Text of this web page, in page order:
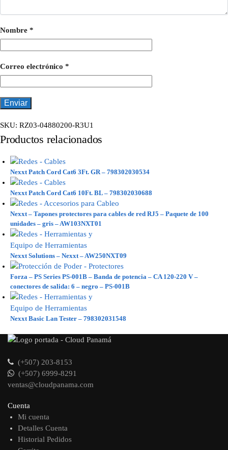
Nombre *
Correo electrónico *
SKU: RZ03-04880200-R3U1
Productos relacionados
Nexxt Patch Cord Cat6 3Ft. GR – 798302030534
Nexxt Patch Cord Cat6 10Ft. BL – 798302030688
Nexxt – Tapones protectores para cables de red RJ5 – Paquete de 100
unidades – gris – AW103NXT01
Nexxt Solutions – Nexxt – AW250NXT09
Forza – PS Series PS-001B – Banda de potencia – CA 120-220 V –
conectores de salida: 6 – negro – PS-001B
Nexxt Basic Lan Tester – 798302031548
(+507) 203-8153
(+507) 6999-8291
ventas@cloudpanama.com
Cuenta
Mi cuenta
Detalles Cuenta
Historial Pedidos